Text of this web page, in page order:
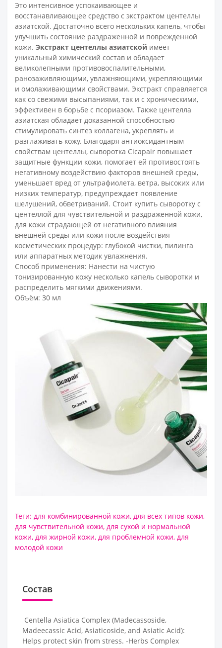
Это интенсивное успокаивающее и
восстанавливающее средство с экстрактом центеллы
азиатской. Достаточно всего нескольких капель, чтобы
улучшить состояние раздраженной и поврежденной
кожи. Экстракт центеллы азиатской имеет
уникальный химический состав и обладает
великолепными противовоспалительными,
ранозаживляющими, увлажняющими, укрепляющими
и омолаживающими свойствами. Экстракт справляется
как со свежими высыпаниями, так и с хроническими,
эффективен в борьбе с псориазом. Также центелла
азиатская обладает доказанной способностью
стимулировать синтез коллагена, укреплять и
разглаживать кожу. Благодаря антиоксидантным
свойствам центеллы, сыворотка Cicapair повышает
защитные функции кожи, помогает ей противостоять
негативному воздействию факторов внешней среды,
уменьшает вред от ультрафиолета, ветра, высоких или
низких температур, предупреждает появление
шелушений, обветриваний. Стоит купить сыворотку с
центеллой для чувствительной и раздраженной кожи,
для кожи страдающей от негативного влияния
внешней среды или кожи после воздействия
косметических процедур: глубокой чистки, пилинга
или аппаратных методик увлажнения.
Способ применения: Нанести на чистую
тонизированную кожу несколько капель сыворотки и
распределить мягкими движениями.
Объём: 30 мл
Теги: для комбинированной кожи, для всех типов кожи,
для чувствительной кожи, для сухой и нормальной
кожи, для жирной кожи, для проблемной кожи, для
молодой кожи
Состав
Centella Asiatica Complex (Madecassoside,
Madeecassic Acid, Asiaticoside, and Asiatic Acid):
Helps protect skin from stress. -Herbs Complex